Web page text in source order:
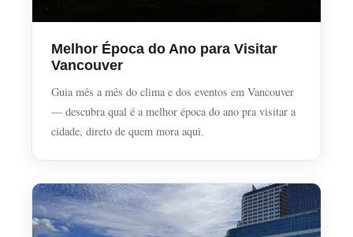
Melhor Época do Ano para Visitar
Vancouver
Guia mês a mês do clima e dos eventos em Vancouver
— descubra qual é a melhor época do ano pra visitar a
cidade, direto de quem mora aqui.